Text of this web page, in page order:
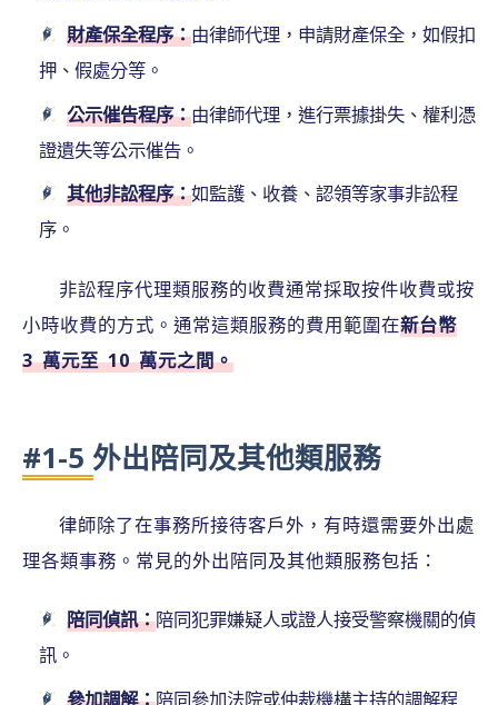
財產保全程序：由律師代理，申請財產保全，如假扣
押、假處分等。
公示催告程序：由律師代理，進行票據掛失、權利憑
證遺失等公示催告。
其他非訟程序：如監護、收養、認領等家事非訟程
序。
非訟程序代理類服務的收費通常採取按件收費或按
小時收費的方式。通常這類服務的費用範圍在新台幣
3 萬元至 10 萬元之間。
#1-5 外出陪同及其他類服務
律師除了在事務所接待客戶外，有時還需要外出處
理各類事務。常見的外出陪同及其他類服務包括：
陪同偵訊：陪同犯罪嫌疑人或證人接受警察機關的偵
訊。
參加調解：陪同參加法院或仲裁機構主持的調解程